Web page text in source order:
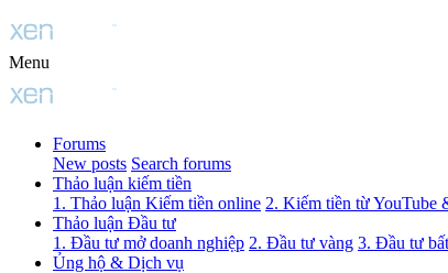
Menu
Forums
New posts Search forums
Thảo luận kiếm tiền
1. Thảo luận Kiếm tiền online 2. Kiếm tiền từ YouTube
Thảo luận Đầu tư
1. Đầu tư mở doanh nghiệp 2. Đầu tư vàng 3. Đầu tư
Ủng hộ & Dịch vụ